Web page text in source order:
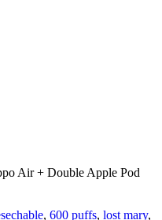
Air + Double Apple Pod
, 600 puffs, lost mary,